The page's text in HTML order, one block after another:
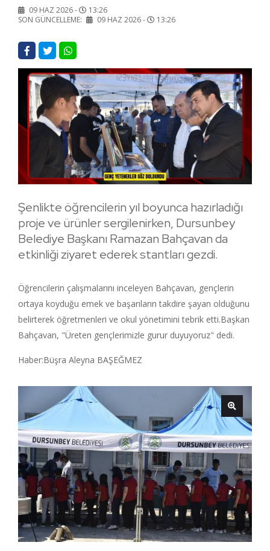
09 HAZ 2026 -
13:26
SON GÜNCELLEME:
09 HAZ 2026 - 13:26
Şenlikte öğrencilerin yıl boyunca hazırladığı
proje ve ürünler sergilenirken, Dursunbey
Belediye Başkanı Ramazan Bahçavan da
etkinliği ziyaret ederek stantları gezdi.
Öğrencilerin çalışmalarını inceleyen Bahçavan, gençlerin
ortaya koyduğu emek ve başarıların takdire şayan olduğunu
belirterek öğretmenleri ve okul yönetimini tebrik etti.Başkan
Bahçavan, "Üreten gençlerimizle gurur duyuyoruz" dedi.
Haber:Büşra Aleyna BAŞEĞMEZ